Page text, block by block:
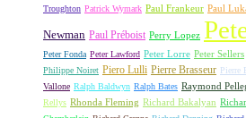
Troughton Patrick Wymark Paul Frankeur Paul
Newman Paul Préboist Perry Lopez
Peter Fonda Peter Lawford Peter Lorre Peter Sellers
Philippe Noiret Piero Lulli Pierre Brasseur Pierre
Vallone Ralph Baldwyn Ralph Bates Raymond
Rellys Rhonda Fleming Richard Bakalyan